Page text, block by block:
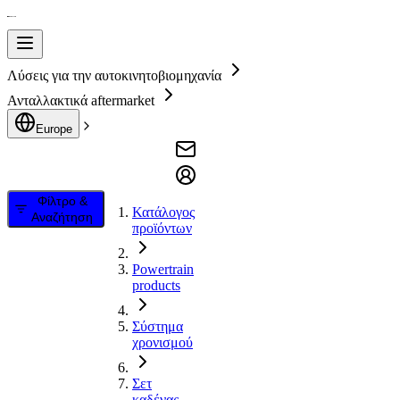
Λύσεις για την αυτοκινητοβιομηχανία
Ανταλλακτικά aftermarket
Europe
Φίλτρο &
Αναζήτηση
Κατάλογος
προϊόντων
Powertrain
products
Σύστημα
χρονισμού
Σετ